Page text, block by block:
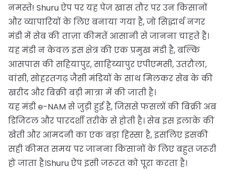
नमस्ते! Shuru ऐप पर यह पेज खास तौर पर उन किसानों
और व्यापारियों के लिए बनाया गया है, जो सिद्धार्थ नगर
मंडी में सेब की ताज़ा कीमतें आसानी से जानना चाहते हैं।
यह मंडी न केवल इस क्षेत्र की एक प्रमुख मंडी है, बल्कि
आसपास की सहियापुर, साहिय्यापुर एपीएमसी, उतरौला,
वांसी, सोहरतगढ़ जैसी मंडियों के साथ मिलकर सेब के की
खरीद और बिक्री बड़ी मात्रा में की जाती है।
यह मंडी e-NAM से जुड़ी हुई है, जिससे फसलों की बिक्री अब
डिजिटल और पारदर्शी तरीके से होती है। सेब इस इलाके की
खेती और आमदनी का एक बड़ा हिस्सा है, इसलिए इसकी
सही कीमत समय पर जानना किसानों के लिए बहुत जरूरी
हो जाता है।Shuru ऐप इसी जरूरत को पूरा करता है।